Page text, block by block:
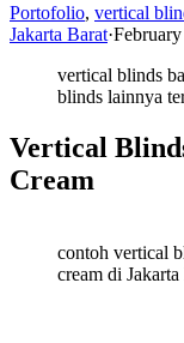
Portofolio, vertical
Jakarta Barat·
vertical blinds
blinds lainnya
Vertical
Cream
contoh vertical
cream di